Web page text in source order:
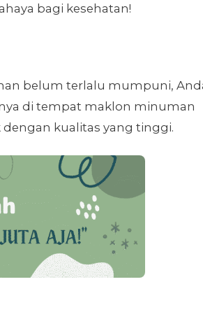
bagi kesehatan!
belum terlalu mumpuni,
di tempat maklon minuman
kualitas yang tinggi.